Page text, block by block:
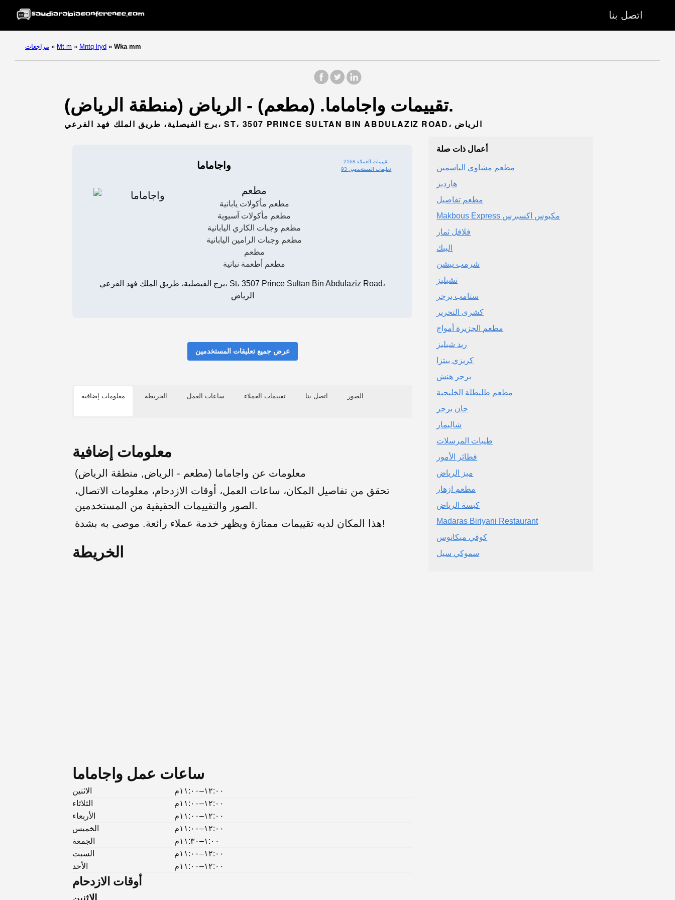
اتصل بنا
مراجعات » Mt m » Mntq lryd » Wka mm
تقييمات واجاماما. (مطعم) - الرياض (منطقة الرياض).
برج الفيصلية، طريق الملك فهد الفرعي، ST، 3507 PRINCE SULTAN BIN ABDULAZIZ ROAD، الرياض
واجاماما
2168 تقييمات العملاء
93 تعليقات المستخدمين
مطعم
مطعم مأكولات يابانية
مطعم مأكولات آسيوية
مطعم وجبات الكاري اليابانية
مطعم وجبات الرامين اليابانية
مطعم
مطعم أطعمة نباتية
برج الفيصلية، طريق الملك فهد الفرعي، St، 3507 Prince Sultan Bin Abdulaziz Road،
الرياض
عرض جميع تعليقات المستخدمين
معلومات إضافية الخريطة ساعات العمل تقييمات العملاء اتصل بنا الصور
معلومات إضافية
معلومات عن واجاماما (مطعم - الرياض, منطقة الرياض)
تحقق من تفاصيل المكان، ساعات العمل، أوقات الازدحام، معلومات الاتصال،
الصور والتقييمات الحقيقية من المستخدمين.
هذا المكان لديه تقييمات ممتازة ويظهر خدمة عملاء رائعة. موصى به بشدة!
الخريطة
ساعات عمل واجاماما
الاثنين
١٢:٠٠–١١:٠٠م
الثلاثاء
١٢:٠٠–١١:٠٠م
الأربعاء
١٢:٠٠–١١:٠٠م
الخميس
١٢:٠٠–١١:٠٠م
الجمعة
١:٠٠–١١:٣٠م
السبت
١٢:٠٠–١١:٠٠م
الأحد
١٢:٠٠–١١:٠٠م
أوقات الازدحام
أعمال ذات صلة
مطعم مشاوي الياسمين
هارديز
مطعم تفاصيل
Makbous Express مكبوس اكسبرس
فلافل ثمار
البيك
تشيليز
ستامب برجر
كشرى التحرير
مطعم الجزيرة أمواج
ريد شيليز
كريزي بيتزا
برجر هنش
مطعم طليطلة الخليجية
جان برجر
شاليمار
طيبات المرسلات
فطائر الأمور
ميز الرياض
مطعم ازهار
كبسة الرياض
Madaras Biriyani Restaurant
كوفي ميكانوس
سموكي سيل